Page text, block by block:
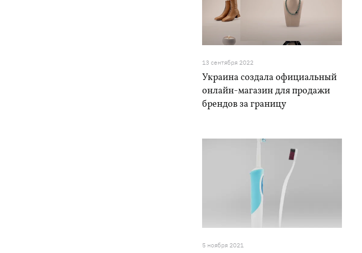
13 сентября 2022
Украина создала официальный
онлайн-магазин для продажи
брендов за границу
5 ноября 2021